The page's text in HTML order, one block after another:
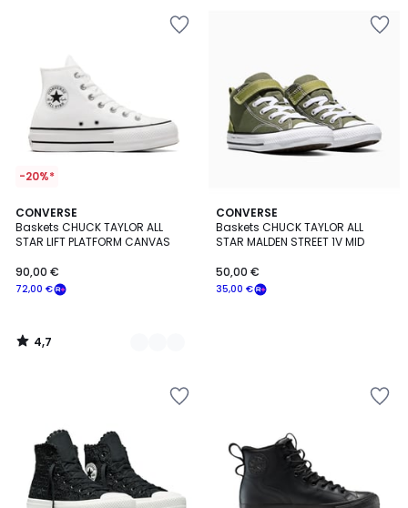
-20%*
CONVERSE
Baskets CHUCK TAYLOR ALL
STAR LIFT PLATFORM CANVAS
72,00 €
90,00 €
4,7
/ 5
3
Couleurs
4,7
/
CONVERSE
Baskets CHUCK TAYLOR ALL
STAR MALDEN STREET 1V MID
35,00 €
50,00 €